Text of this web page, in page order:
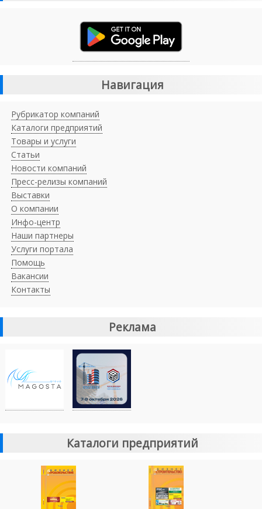
Навигация
Рубрикатор компаний
Каталоги предприятий
Товары и услуги
Статьи
Новости компаний
Пресс-релизы компаний
Выставки
О компании
Инфо-центр
Наши партнеры
Услуги портала
Помощь
Вакансии
Контакты
Реклама
Каталоги предприятий